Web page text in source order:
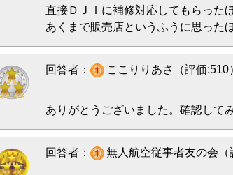
直接ＤＪＩに補修対応してもらった
あくまで販売店というふうに思った
回答者： ここりりあさ（評価:510
ありがとうございました。確認して
回答者： 無人航空従事者友の会（